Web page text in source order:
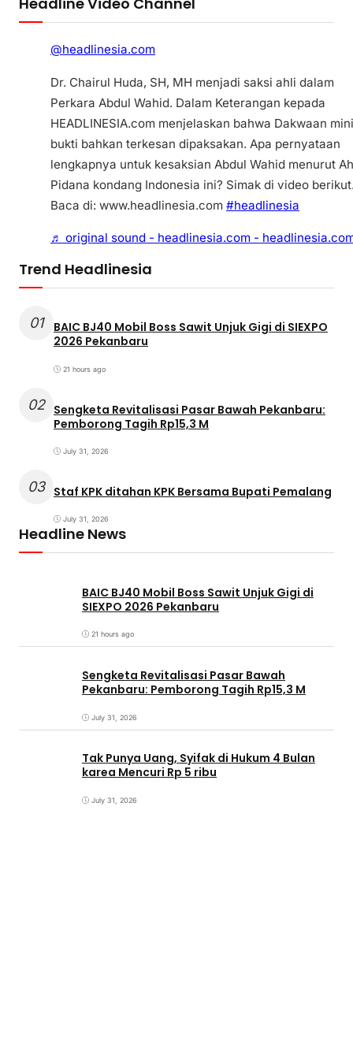
@headlinesia.com
Dr. Chairul Huda, SH, MH menjadi saksi ahli dalam
Perkara Abdul Wahid. Dalam Keterangan kepada
HEADLINESIA.com menjelaskan bahwa Dakwaan
bukti bahkan terkesan dipaksakan. Apa pernyataan
lengkapnya untuk kesaksian Abdul Wahid menurut
Pidana kondang Indonesia ini? Simak di video
Baca di: www.headlinesia.com #headlinesia
♬ original sound - headlinesia.com -
Trend Headlinesia
01
BAIC BJ40 Mobil Boss Sawit Unjuk Gigi di SIEXPO
2026 Pekanbaru
21 hours ago
02 Sengketa Revitalisasi Pasar Bawah Pekanbaru:
Pemborong Tagih Rp15,3 M
July 31, 2026
03 Staf KPK ditahan KPK Bersama Bupati Pemalang
July 31, 2026
Headline News
BAIC BJ40 Mobil Boss Sawit Unjuk Gigi di
SIEXPO 2026 Pekanbaru
21 hours ago
Sengketa Revitalisasi Pasar Bawah
Pekanbaru: Pemborong Tagih Rp15,3 M
July 31, 2026
Tak Punya Uang, Syifak di Hukum 4 Bulan
karea Mencuri Rp 5 ribu
July 31, 2026